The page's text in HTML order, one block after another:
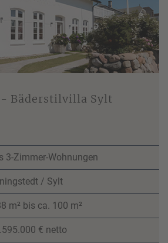
- Bäderstilvilla Sylt
3-Zimmer-Wohnungen
/ Sylt
m² bis ca. 100 m²
€ netto